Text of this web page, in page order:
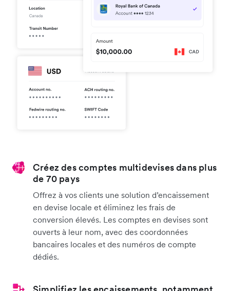
Créez des comptes multidevises dans plus
de 70 pays
Offrez à vos clients une solution d’encaissement
en devise locale et éliminez les frais de
conversion élevés. Les comptes en devises sont
ouverts à leur nom, avec des coordonnées
bancaires locales et des numéros de compte
dédiés.